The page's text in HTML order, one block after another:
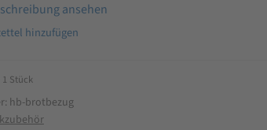
ansehen
Stück
hb-brotbezug